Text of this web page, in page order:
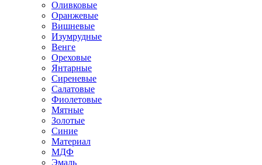
Оливковые
Оранжевые
Вишневые
Изумрудные
Венге
Ореховые
Янтарные
Сиреневые
Салатовые
Фиолетовые
Мятные
Золотые
Синие
Материал
МДФ
Эмаль